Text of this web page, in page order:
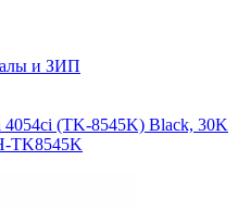
и ЗИП
(TK-8545K) Black, 30K
TK8545K